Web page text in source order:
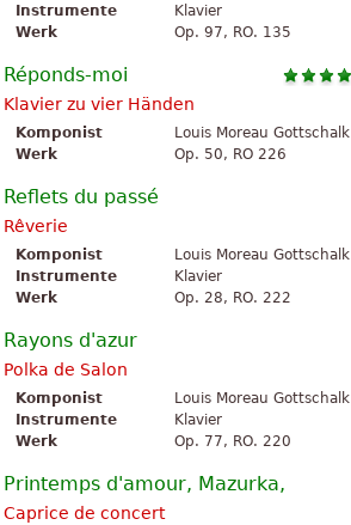
Instrumente
Klavier
Werk
Op. 97, RO. 135
Réponds-moi
Klavier zu vier Händen
Komponist
Louis Moreau Gottschalk
Werk
Op. 50, RO 226
Reflets du passé
Rêverie
Komponist
Louis Moreau Gottschalk
Instrumente
Klavier
Werk
Op. 28, RO. 222
Rayons d'azur
Polka de Salon
Komponist
Louis Moreau Gottschalk
Instrumente
Klavier
Werk
Op. 77, RO. 220
Printemps d'amour, Mazurka,
Caprice de concert